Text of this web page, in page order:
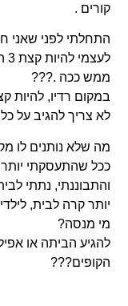
קורים .
התחלתי לפני שאני
לעצמי להיות קצת 3 הקופים בבית.
ממש ככה .?
?
?
במקום רדיו, להיות
לא צריך להגיב על
מה שלא נותנים לו
ככל שהתעסקתי
והתבוננתי, נתתי
יותר קרה לבית,
מי מנסה?
להגיע הביתה או
הקופים???